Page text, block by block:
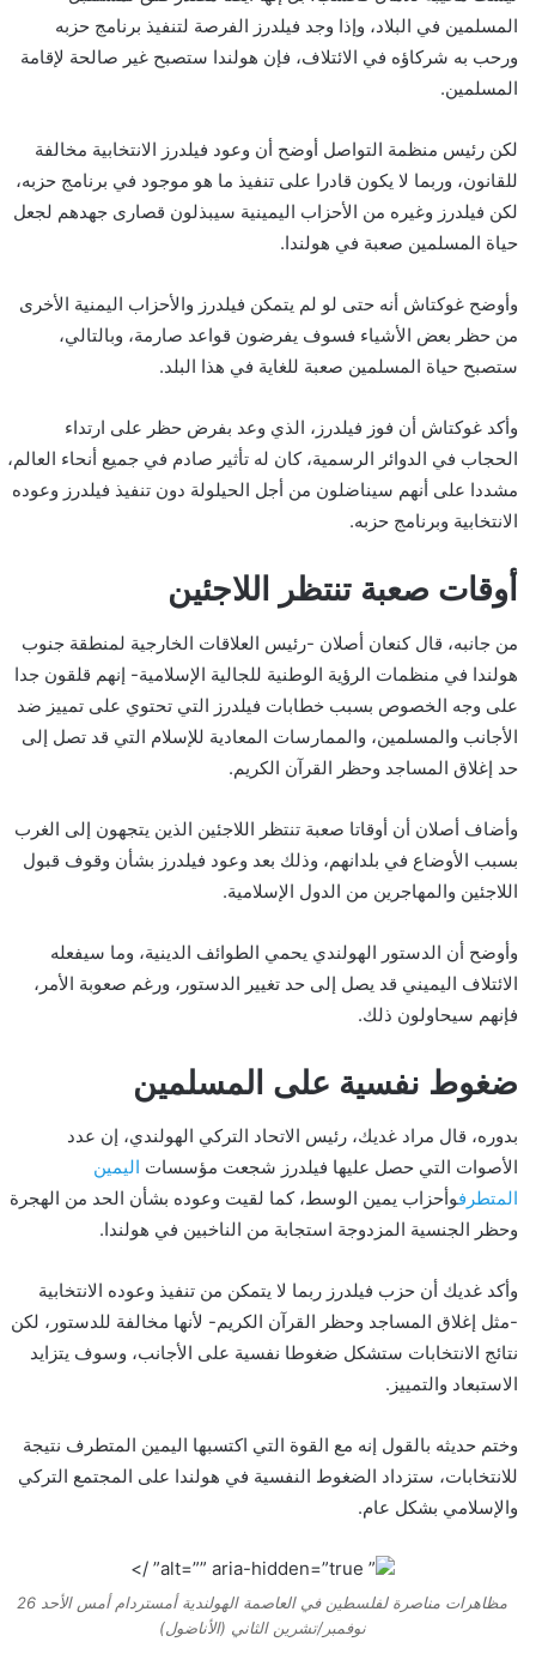
المسلمين في البلاد، وإذا وجد فيلدرز الفرصة لتنفيذ برنامج حزبه
ورحب به شركاؤه في الائتلاف، فإن هولندا ستصبح غير صالحة لإقامة
المسلمين.
لكن رئيس منظمة التواصل أوضح أن وعود فيلدرز الانتخابية مخالفة
للقانون، وربما لا يكون قادرا على تنفيذ ما هو موجود في برنامج حزبه،
لكن فيلدرز وغيره من الأحزاب اليمينية سيبذلون قصارى جهدهم لجعل
حياة المسلمين صعبة في هولندا.
وأوضح غوكتاش أنه حتى لو لم يتمكن فيلدرز والأحزاب اليمنية الأخرى
من حظر بعض الأشياء فسوف يفرضون قواعد صارمة، وبالتالي،
ستصبح حياة المسلمين صعبة للغاية في هذا البلد.
وأكد غوكتاش أن فوز فيلدرز، الذي وعد بفرض حظر على ارتداء
الحجاب في الدوائر الرسمية، كان له تأثير صادم في جميع أنحاء العالم،
مشددا على أنهم سيناضلون من أجل الحيلولة دون تنفيذ فيلدرز وعوده
الانتخابية وبرنامج حزبه.
أوقات صعبة تنتظر اللاجئين
من جانبه، قال كنعان أصلان -رئيس العلاقات الخارجية لمنطقة جنوب
هولندا في منظمات الرؤية الوطنية للجالية الإسلامية- إنهم قلقون جدا
على وجه الخصوص بسبب خطابات فيلدرز التي تحتوي على تمييز ضد
الأجانب والمسلمين، والممارسات المعادية للإسلام التي قد تصل إلى
حد إغلاق المساجد وحظر القرآن الكريم.
وأضاف أصلان أن أوقاتا صعبة تنتظر اللاجئين الذين يتجهون إلى الغرب
بسبب الأوضاع في بلدانهم، وذلك بعد وعود فيلدرز بشأن وقوف قبول
اللاجئين والمهاجرين من الدول الإسلامية.
وأوضح أن الدستور الهولندي يحمي الطوائف الدينية، وما سيفعله
الائتلاف اليميني قد يصل إلى حد تغيير الدستور، ورغم صعوبة الأمر،
فإنهم سيحاولون ذلك.
ضغوط نفسية على المسلمين
بدوره، قال مراد غديك، رئيس الاتحاد التركي الهولندي، إن عدد
الأصوات التي حصل عليها فيلدرز شجعت مؤسسات اليمين
المتطرفوأحزاب يمين الوسط، كما لقيت وعوده بشأن الحد من الهجرة
وحظر الجنسية المزدوجة استجابة من الناخبين في هولندا.
وأكد غديك أن حزب فيلدرز ربما لا يتمكن من تنفيذ وعوده الانتخابية
-مثل إغلاق المساجد وحظر القرآن الكريم- لأنها مخالفة للدستور، لكن
نتائج الانتخابات ستشكل ضغوطا نفسية على الأجانب، وسوف يتزايد
الاستبعاد والتمييز.
وختم حديثه بالقول إنه مع القوة التي اكتسبها اليمين المتطرف نتيجة
للانتخابات، ستزداد الضغوط النفسية في هولندا على المجتمع التركي
والإسلامي بشكل عام.
” alt=”” aria-hidden=”true” />
مظاهرات مناصرة لفلسطين في العاصمة الهولندية أمستردام أمس الأحد 26
نوفمبر/تشرين الثاني (الأناضول)